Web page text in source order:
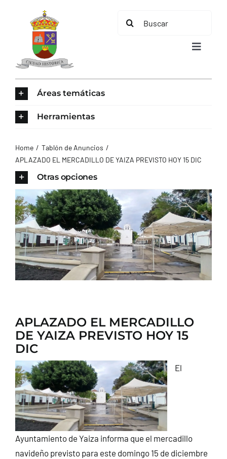
contenido
Buscar:
Toggle
AYUNTAMIENTO
TURISMO
CONTACTO
Áreas temáticas
Herramientas
Home
Tablón de Anuncios
APLAZADO EL MERCADILLO DE YAIZA PREVISTO HOY 15 DIC
Otras opciones
APLAZADO EL MERCADILLO
DE YAIZA PREVISTO HOY 15
DIC
El
Ayuntamiento de Yaiza informa que el mercadillo
navideño previsto para este domingo 15 de diciembre